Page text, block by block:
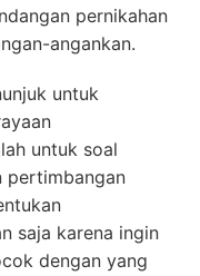
pernikahan
angankan.
untuk
untuk soal
pertimbangan
saja karena ingin
dengan yang